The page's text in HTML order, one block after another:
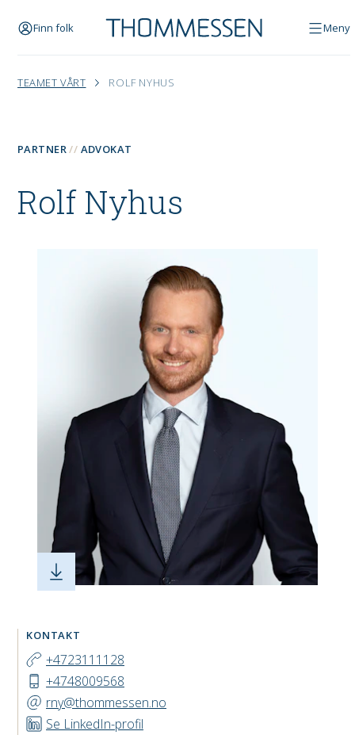
Finn folk Meny
TEAMET VÅRT ROLF NYHUS
Rolf Nyhus
PARTNER ADVOKAT
KONTAKT
+4723111128
+4748009568
rny@thommessen.no
Se LinkedIn-profil